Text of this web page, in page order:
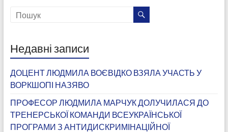
Недавні записи
ДОЦЕНТ ЛЮДМИЛА ВОЄВІДКО ВЗЯЛА УЧАСТЬ У
ВОРКШОПІ НАЗЯВО
ПРОФЕСОР ЛЮДМИЛА МАРЧУК ДОЛУЧИЛАСЯ ДО
ТРЕНЕРСЬКОЇ КОМАНДИ ВСЕУКРАЇНСЬКОЇ
ПРОГРАМИ З АНТИДИСКРИМІНАЦІЙНОЇ